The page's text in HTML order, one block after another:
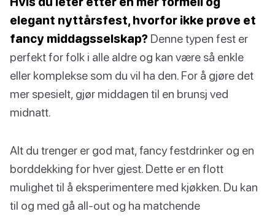
elegant nyttårsfest, hvorfor ikke prøve et
fancy middagsselskap? Denne typen fest er
perfekt for folk i alle aldre og kan være så enkle
eller komplekse som du vil ha den. For å gjøre det
mer spesielt, gjør middagen til en brunsj ved
midnatt.
Alt du trenger er god mat, fancy festdrinker og en
borddekking for hver gjest. Dette er en flott
mulighet til å eksperimentere med kjøkken. Du kan
til og med gå all-out og ha matchende